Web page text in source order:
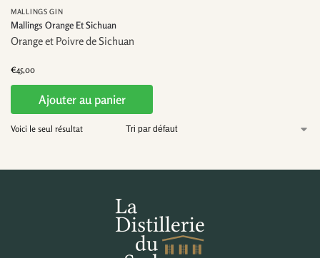
MALLINGS GIN
Mallings Orange Et Sichuan
Orange et Poivre de Sichuan
€45,00
Ajouter au panier
Voici le seul résultat